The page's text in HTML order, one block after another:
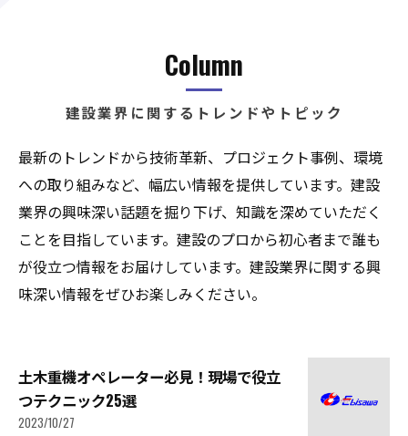
Column
建設業界に関するトレンドやトピック
最新のトレンドから技術革新、プロジェクト事例、環境
への取り組みなど、幅広い情報を提供しています。建設
業界の興味深い話題を掘り下げ、知識を深めていただく
ことを目指しています。建設のプロから初心者まで誰も
が役立つ情報をお届けしています。建設業界に関する興
味深い情報をぜひお楽しみください。
土木重機オペレーター必見！現場で役立
つテクニック25選
2023/10/27